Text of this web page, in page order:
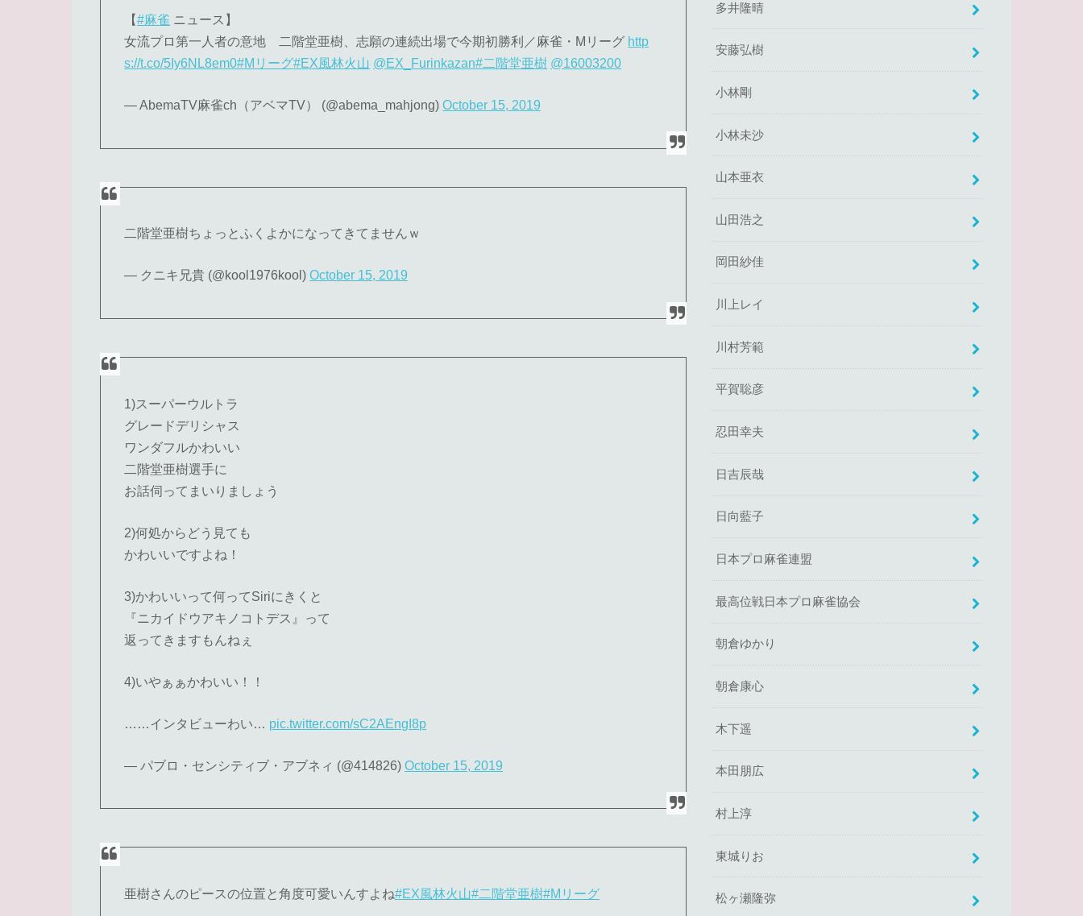
【#麻雀 ニュース】
女流プロ第一人者の意地 二階堂亜樹、志願の連続出場で今期初勝利／麻雀・Mリーグ http
s://t.co/5Iy6NL8em0#Mリーグ#EX風林火山 @EX_Furinkazan#二階堂亜樹 @16003200
— AbemaTV麻雀ch（アベマTV） (@abema_mahjong)October 15, 2019
二階堂亜樹ちょっとふくよかになってきてませんｗ
— クニキ兄貴 (@kool1976kool)October 15, 2019
1)スーパーウルトラ
グレードデリシャス
ワンダフルかわいい
二階堂亜樹選手に
お話伺ってまいりましょう
2)何処からどう見ても
かわいいですよね！
3)かわいいって何ってSiriにきくと
『ニカイドウアキノコトデス』って
返ってきますもんねぇ
4)いやぁぁかわいい！！
……インタビューわい… pic.twitter.com/sC2AEngI8p
— パブロ・センシティブ・アブネィ (@414826)October 15, 2019
亜樹さんのピースの位置と角度可愛いんすよね#EX風林火山#二階堂亜樹#Mリーグ
多井隆晴
安藤弘樹
小林剛
小林未沙
山本亜衣
山田浩之
岡田紗佳
川上レイ
川村芳範
平賀聡彦
忍田幸夫
日吉辰哉
日向藍子
日本プロ麻雀連盟
最高位戦日本プロ麻雀協会
朝倉ゆかり
朝倉康心
木下遥
本田朋広
村上淳
東城りお
松ヶ瀬隆弥